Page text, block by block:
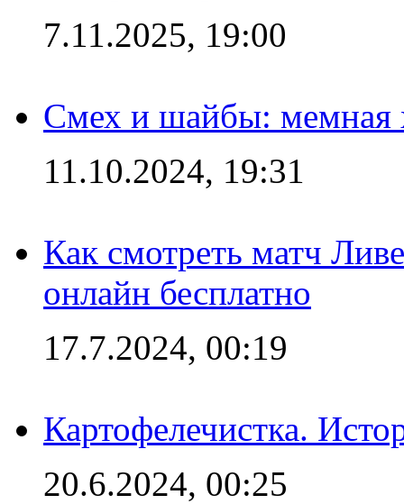
7.11.2025, 19:00
Смех и шайбы: мемная
11.10.2024, 19:31
Как смотреть матч
онлайн бесплатно
17.7.2024, 00:19
Картофелечистка.
20.6.2024, 00:25